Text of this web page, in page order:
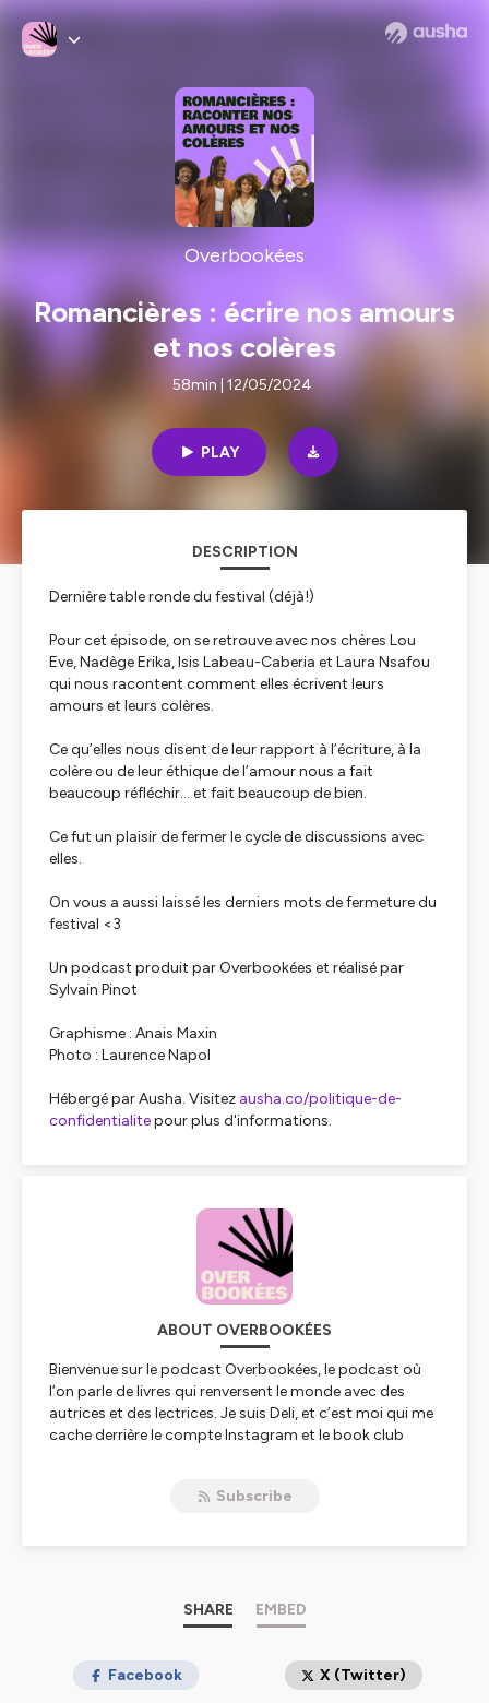
Overbookées
Romancières : écrire nos amours
et nos colères
58min | 12/05/2024
PLAY
DESCRIPTION
Dernière table ronde du festival (déjà!)
Pour cet épisode, on se retrouve avec nos chères Lou
Eve, Nadège Erika, Isis Labeau-Caberia et Laura Nsafou
qui nous racontent comment elles écrivent leurs
amours et leurs colères.
Ce qu’elles nous disent de leur rapport à l’écriture, à la
colère ou de leur éthique de l’amour nous a fait
beaucoup réfléchir... et fait beaucoup de bien.
Ce fut un plaisir de fermer le cycle de discussions avec
elles.
On vous a aussi laissé les derniers mots de fermeture du
festival <3
Un podcast produit par Overbookées et réalisé par
Sylvain Pinot
Graphisme : Anais Maxin
Photo : Laurence Napol
Hébergé par Ausha. Visitez ausha.co/politique-de-
confidentialitepour plus d'informations.
ABOUT OVERBOOKÉES
Bienvenue sur le podcast Overbookées, le podcast où
l’on parle de livres qui renversent le monde avec des
autrices et des lectrices. Je suis Deli, et c’est moi qui me
cache derrière le compte Instagram et le book club
Hébergé par Ausha. Visitezausha.co/politique-de-
Subscribe
SHARE EMBED
Facebook X (Twitter)